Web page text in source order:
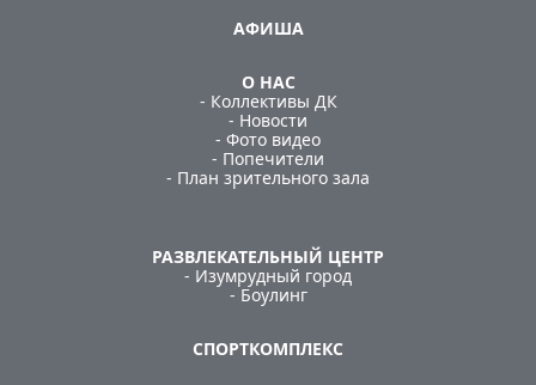
АФИША
О НАС
- Коллективы ДК
- Новости
- Фото видео
- Попечители
- План зрительного зала
РАЗВЛЕКАТЕЛЬНЫЙ ЦЕНТР
- Изумрудный город
- Боулинг
СПОРТКОМПЛЕКС